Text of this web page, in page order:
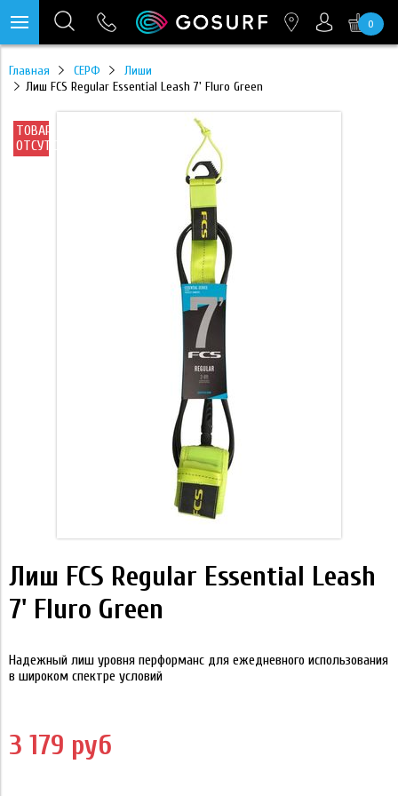
0
Главная СЕРФ
Лиши
Лиш FCS Regular Essential Leash 7' Fluro Green
ТОВАР
ОТСУТСТВУЕТ
Лиш FCS Regular Essential Leash
7' Fluro Green
Надежный лиш уровня перформанс для ежедневного использования
в широком спектре условий
3 179 руб
https://mc.yandex.ru/pixel/28467905289433451?rnd=%aw_random%